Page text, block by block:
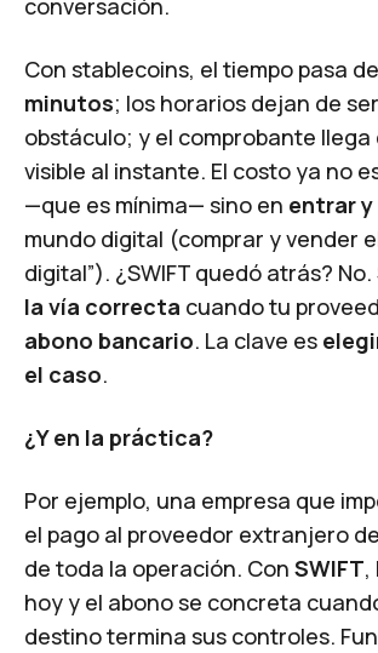
conversación.
Con stablecoins, el tiempo pasa de
minutos; los horarios dejan de
obstáculo; y el comprobante llega
visible al instante. El costo ya no
—que es mínima— sino en entrar
mundo digital (comprar y vender
digital”). ¿SWIFT quedó atrás? No.
la vía correcta cuando tu
abono bancario. La clave es
el caso.
¿Y en la práctica?
Por ejemplo, una empresa que
el pago al proveedor extranjero
de toda la operación. Con SWIFT,
hoy y el abono se concreta
destino termina sus controles.